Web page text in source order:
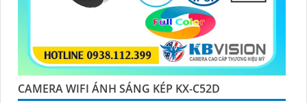
CAMERA WIFI ÁNH SÁNG KÉP KX-C52D